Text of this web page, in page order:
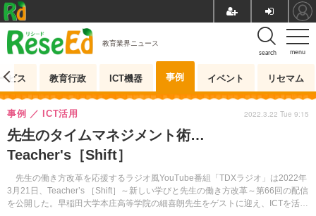
menu
search
教育業界ニュース
ビス 教育行政 ICT機器 事例 イベント リセマム
先生のタイムマネジメント術…
Teacher's［Shift］
先生の働き方改革を応援するラジオ風YouTube番組「TDXラジオ」は2022年
3月21日、Teacher’s ［Shift］～新しい学びと先生の働き方改革～第66回の配信
を公開した。早稲田大学本庄高等学院の細喜朗先生をゲストに迎え、ICTを活用
事例 ICT活用 2022.3.22 Tue 9:15